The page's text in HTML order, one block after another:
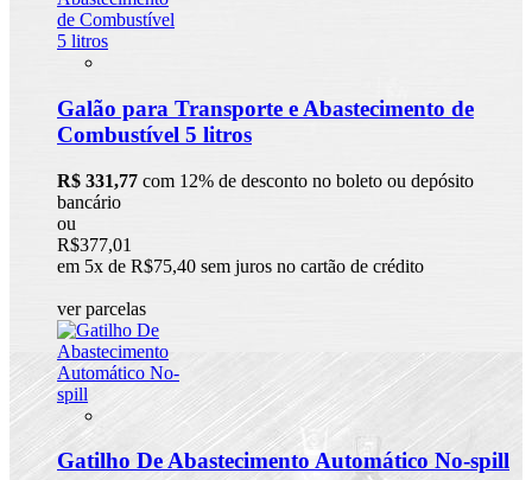
Galão para Transporte e Abastecimento de
Combustível 5 litros
R$ 331,77 com 12% de desconto no boleto ou depósito
bancário
ou
R$377,01
em 5x de R$75,40 sem juros no cartão de crédito
ver parcelas
Gatilho De Abastecimento Automático No-spill